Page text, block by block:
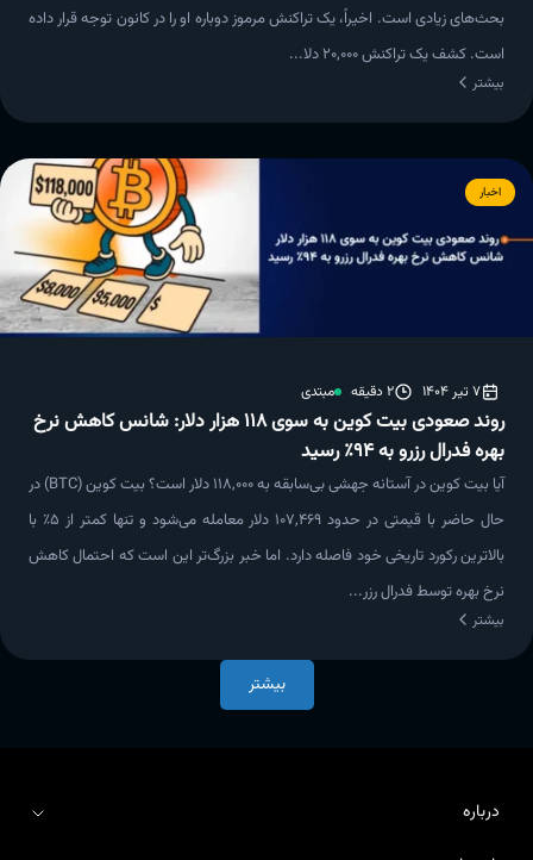
بحث‌های زیادی است. اخیراً، یک تراکنش مرموز دوباره او را در کانون توجه قرار داده
است. کشف یک تراکنش ۲۰,۰۰۰ دلا...
بیشتر
اخبار
7 تیر 1404 2 دقیقه مبتدی
روند صعودی بیت کوین به سوی ۱۱۸ هزار دلار: شانس کاهش نرخ
بهره فدرال رزرو به ۹۴٪ رسید
آیا بیت کوین در آستانه جهشی بی‌سابقه به ۱۱۸,۰۰۰ دلار است؟ بیت کوین (BTC) در
حال حاضر با قیمتی در حدود ۱۰۷,۴۶۹ دلار معامله می‌شود و تنها کمتر از ۵٪ با
بالاترین رکورد تاریخی خود فاصله دارد. اما خبر بزرگ‌تر این است که احتمال کاهش
نرخ بهره توسط فدرال رزر...
بیشتر
بیشتر
درباره